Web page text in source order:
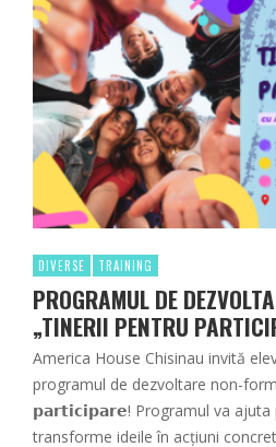
DIVERSE TRAINING
PROGRAMUL DE
„TINERII PENTRU
America House Chisinau invită
programul de dezvoltare non-
𝗽𝗮𝗿𝘁𝗶𝗰𝗶𝗽𝗮𝗿𝗲! Programul va
transforme ideile în acțiuni